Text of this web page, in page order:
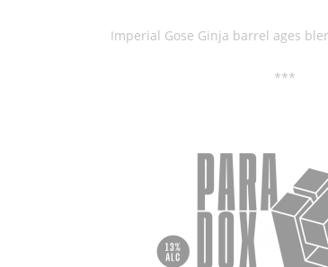
Imperial Gose Ginja barrel ages
***